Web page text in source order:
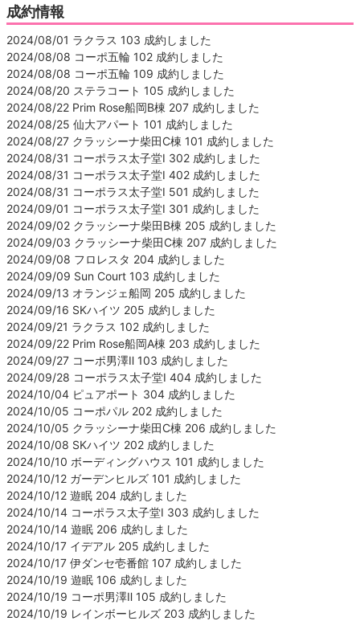
成約情報
2024/08/01 ラクラス 103 成約しました
2024/08/08 コーポ五輪 102 成約しました
2024/08/08 コーポ五輪 109 成約しました
2024/08/20 ステラコート 105 成約しました
2024/08/22 Prim Rose船岡B棟 207 成約しました
2024/08/25 仙大アパート 101 成約しました
2024/08/27 クラッシーナ柴田C棟 101 成約しました
2024/08/31 コーポラス太子堂Ⅰ 302 成約しました
2024/08/31 コーポラス太子堂Ⅰ 402 成約しました
2024/08/31 コーポラス太子堂Ⅰ 501 成約しました
2024/09/01 コーポラス太子堂Ⅰ 301 成約しました
2024/09/02 クラッシーナ柴田B棟 205 成約しました
2024/09/03 クラッシーナ柴田C棟 207 成約しました
2024/09/08 フロレスタ 204 成約しました
2024/09/09 Sun Court 103 成約しました
2024/09/13 オランジェ船岡 205 成約しました
2024/09/16 SKハイツ 205 成約しました
2024/09/21 ラクラス 102 成約しました
2024/09/22 Prim Rose船岡A棟 203 成約しました
2024/09/27 コーポ男澤Ⅱ 103 成約しました
2024/09/28 コーポラス太子堂Ⅰ 404 成約しました
2024/10/04 ピュアポート 304 成約しました
2024/10/05 コーポパル 202 成約しました
2024/10/05 クラッシーナ柴田C棟 206 成約しました
2024/10/08 SKハイツ 202 成約しました
2024/10/10 ボーディングハウス 101 成約しました
2024/10/12 ガーデンヒルズ 101 成約しました
2024/10/12 遊眠 204 成約しました
2024/10/14 コーポラス太子堂Ⅰ 303 成約しました
2024/10/14 遊眠 206 成約しました
2024/10/17 イデアル 205 成約しました
2024/10/17 伊ダンセ壱番館 107 成約しました
2024/10/19 遊眠 106 成約しました
2024/10/19 コーポ男澤Ⅱ 105 成約しました
2024/10/19 レインボーヒルズ 203 成約しました